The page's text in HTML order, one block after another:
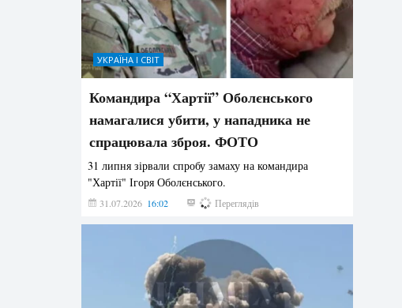
УКРАЇНА І СВІТ
Командира “Хартії” Оболєнського
намагалися убити, у нападника не
спрацювала зброя. ФОТО
31 липня зірвали спробу замаху на командира
"Хартії" Ігоря Оболєнського.
31.07.2026 16:02 196 Переглядів